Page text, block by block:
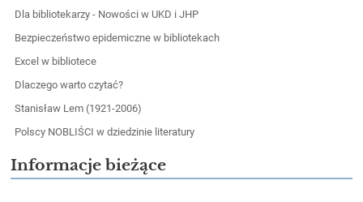
Dla bibliotekarzy - Nowości w UKD i JHP
Bezpieczeństwo epidemiczne w bibliotekach
Excel w bibliotece
Dlaczego warto czytać?
Stanisław Lem (1921-2006)
Polscy NOBLIŚCI w dziedzinie literatury
Informacje bieżące